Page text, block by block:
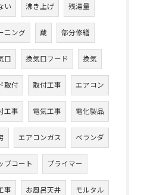
い 沸き上げ 残湯量
ニング 蔵 部分修繕
口 換気口フード 換気
取付 取付工事 エアコン
工事 電気工事 電化製品
エアコンガス ベランダ
プコート プライマー
事 お風呂天井 モルタル